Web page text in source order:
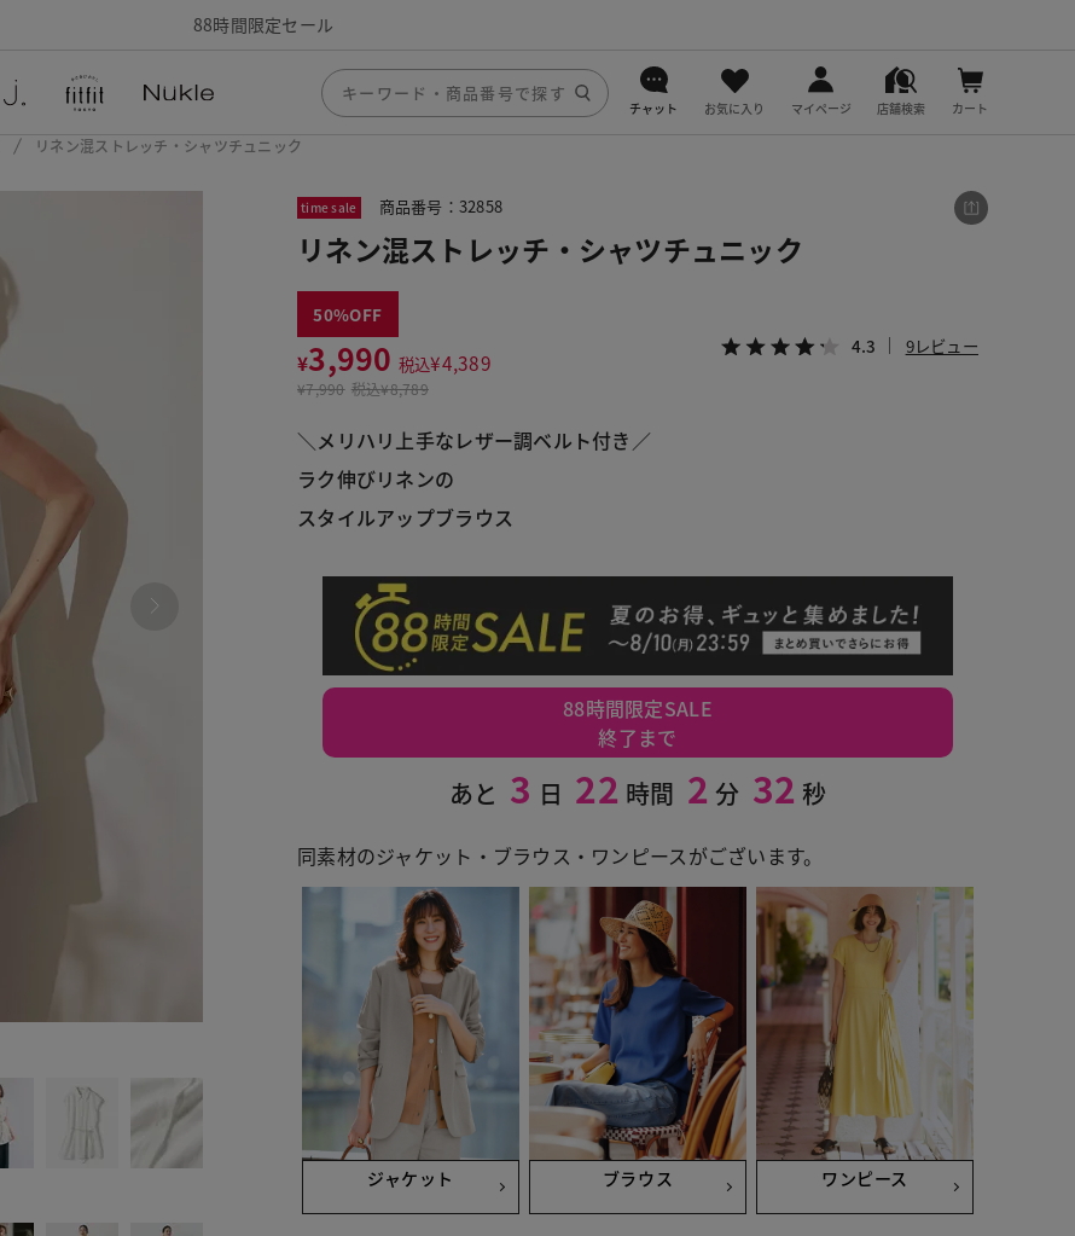
88時間限定セール
チャット お気に入り マイページ 店舗検索 カート
リネン混ストレッチ・シャツチュニック
409 ライトブルー
time sale 商品番号：32858
リネン混ストレッチ・シャツチュニック
50
¥3,990 税込¥4,389
¥7,990 税込¥8,789
4.3 9レビュー
＼メリハリ上手なレザー調ベルト付き／
ラク伸びリネンの
スタイルアップブラウス
88時間限定SALE
終了まで
あと 3 日 22 時間 2 分 31 秒
同素材のジャケット・ブラウス・ワンピースがございます。
ジャケット ブラウス ワンピース